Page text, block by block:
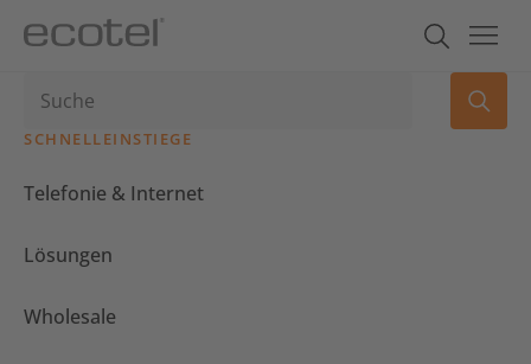
SCHNELLEINSTIEGE
Telefonie & Internet
Lösungen
Wholesale